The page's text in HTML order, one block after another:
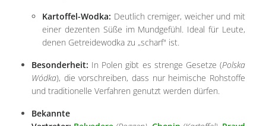
Kartoffel-Wodka: Deutlich cremiger, weicher und mit
einer dezenten Süße im Mundgefühl. Ideal für Leute,
denen Getreidewodka zu „scharf" ist.
Besonderheit: In Polen gibt es strenge Gesetze (Polska
Wódka), die vorschreiben, dass nur heimische Rohstoffe
und traditionelle Verfahren genutzt werden dürfen.
Bekannte